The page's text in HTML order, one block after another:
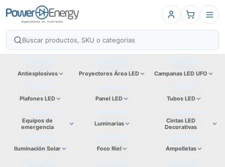
Antiexplosivos Proyectores Área LED Campanas LED UFO
Plafones LED Panel LED Tubos LED
Equipos de
emergencia
Luminarias
Cintas LED
Decorativas
Iluminación Solar Foco Riel Ampolletas